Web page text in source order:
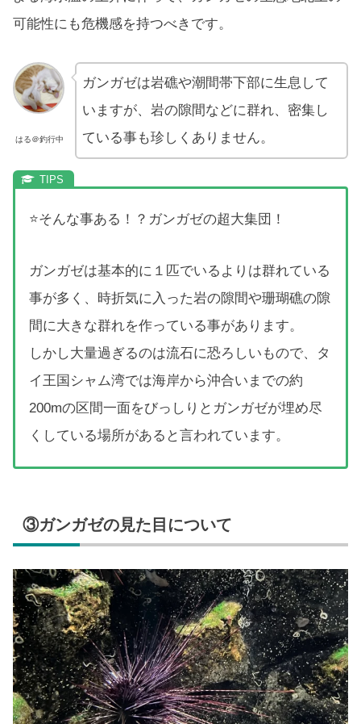
可能性にも危機感を持つべきです。
はる＠釣行中
ガンガゼは岩礁や潮間帯下部に生息して
いますが、岩の隙間などに群れ、密集し
ている事も珍しくありません。
⭐そんな事ある！？ガンガゼの超大集団！
ガンガゼは基本的に１匹でいるよりは群れている
事が多く、時折気に入った岩の隙間や珊瑚礁の隙
間に大きな群れを作っている事があります。
しかし大量過ぎるのは流石に恐ろしいもので、タ
イ王国シャム湾では海岸から沖合いまでの約
200mの区間一面をびっしりとガンガゼが埋め尽
くしている場所があると言われています。
③ガンガゼの見た目について